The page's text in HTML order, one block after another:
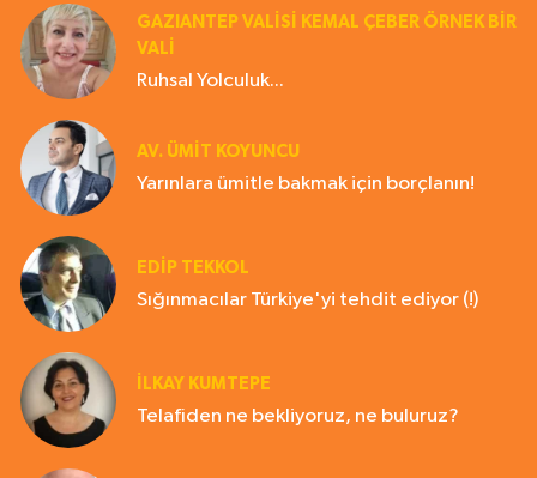
GAZIANTEP VALISI KEMAL ÇEBER ÖRNEK BİR
VALİ
Ruhsal Yolculuk...
AV. ÜMIT KOYUNCU
Yarınlara ümitle bakmak için borçlanın!
EDIP TEKKOL
Sığınmacılar Türkiye'yi tehdit ediyor (!)
İLKAY KUMTEPE
Telafiden ne bekliyoruz, ne buluruz?